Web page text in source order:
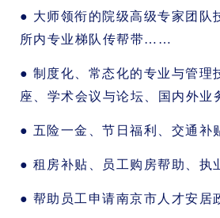
● 大师领衔的院级高级专家团队
所内专业梯队传帮带……
● 制度化、常态化的专业与管理
座、学术会议与论坛、国内外
● 五险一金、节日福利、交通
● 租房补贴、员工购房帮助、
● 帮助员工申请南京市人才安